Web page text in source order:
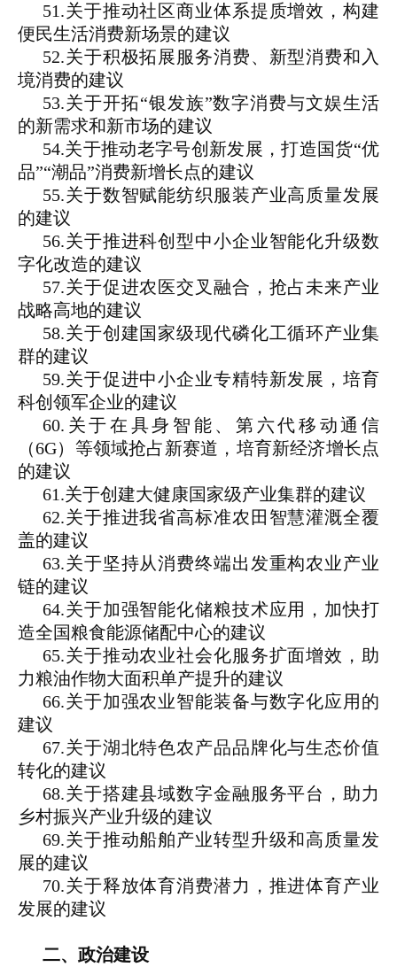
51.关于推动社区商业体系提质增效，构建
便民生活消费新场景的建议
52.关于积极拓展服务消费、新型消费和入
境消费的建议
53.关于开拓“银发族”数字消费与文娱生活
的新需求和新市场的建议
54.关于推动老字号创新发展，打造国货“优
品”“潮品”消费新增长点的建议
55.关于数智赋能纺织服装产业高质量发展
的建议
56.关于推进科创型中小企业智能化升级数
字化改造的建议
57.关于促进农医交叉融合，抢占未来产业
战略高地的建议
58.关于创建国家级现代磷化工循环产业集
群的建议
59.关于促进中小企业专精特新发展，培育
科创领军企业的建议
60.关于在具身智能、第六代移动通信
（6G）等领域抢占新赛道，培育新经济增长点
的建议
61.关于创建大健康国家级产业集群的建议
62.关于推进我省高标准农田智慧灌溉全覆
盖的建议
63.关于坚持从消费终端出发重构农业产业
链的建议
64.关于加强智能化储粮技术应用，加快打
造全国粮食能源储配中心的建议
65.关于推动农业社会化服务扩面增效，助
力粮油作物大面积单产提升的建议
66.关于加强农业智能装备与数字化应用的
建议
67.关于湖北特色农产品品牌化与生态价值
转化的建议
68.关于搭建县域数字金融服务平台，助力
乡村振兴产业升级的建议
69.关于推动船舶产业转型升级和高质量发
展的建议
70.关于释放体育消费潜力，推进体育产业
发展的建议
二、政治建设